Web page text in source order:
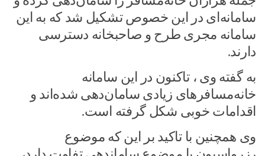
سامانه‌ای در این خصوص تشکیل شد که به این
سامانه مجری طرح و صاحبخانه دسترسی
دارند.
به گفته وی ، تاکنون در این سامانه
خانه‌مسافرهای زیادی سامان‌دهی شده‌اند و
اقدامات خوبی شکل گرفته است.
وی همچنین با تاکید بر این که موضوع